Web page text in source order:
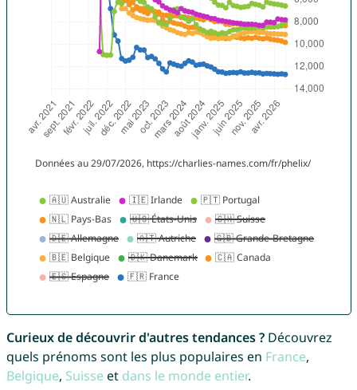
Curieux de découvrir d'autres tendances ?Découvrez
quels prénoms sont les plus populaires en France,
Belgique, Suisse et dans le monde entier.